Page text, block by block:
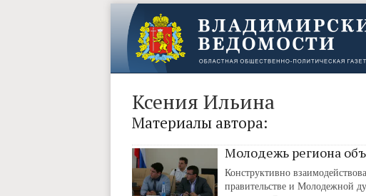
Ксения Ильина
Материалы автора:
Молодежь региона
Конструктивно
правительстве и Молодежной